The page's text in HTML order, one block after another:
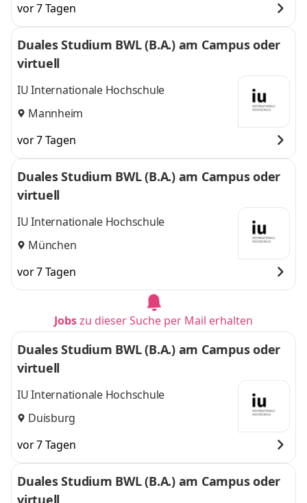
vor 7 Tagen
Duales Studium BWL (B.A.) am Campus oder
virtuell
IU Internationale Hochschule
Mannheim
vor 7 Tagen
Duales Studium BWL (B.A.) am Campus oder
virtuell
IU Internationale Hochschule
München
vor 7 Tagen
Jobszu dieser Suche per Mail erhalten
Duales Studium BWL (B.A.) am Campus oder
virtuell
IU Internationale Hochschule
Duisburg
vor 7 Tagen
Duales Studium BWL (B.A.) am Campus oder
virtuell